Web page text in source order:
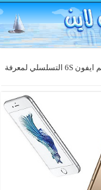
ابل تطلق أداة للتحقق من رقم ايفون 6S التسلسلي لمعرفة